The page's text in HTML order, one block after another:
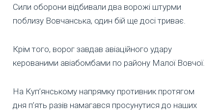
Сили оборони відбивали два ворожі штурми
поблизу Вовчанська, один бій ще досі триває.
Крім того, ворог завдав авіаційного удару
керованими авіабомбами по району Малої Вовчої.
На Куп’янському напрямку противник протягом
дня п’ять разів намагався просунутися до наших